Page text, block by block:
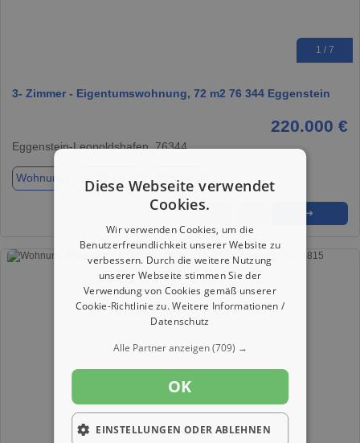
1 / 7
3- Zimmer - Eigentumswohnung, 72 m2 76 344 Eggenstein
220.000 €
Eggenstein-Leopoldshafen, 76344
Wohnung ca. 72,00 m² Zimmer 3
➜
Diese Webseite verwendet
Cookies.
Wir verwenden Cookies, um die
Benutzerfreundlichkeit unserer Website zu
verbessern. Durch die weitere Nutzung
unserer Webseite stimmen Sie der
Verwendung von Cookies gemäß unserer
Cookie-Richtlinie zu.Weitere Informationen /
Datenschutz
Alle Partner anzeigen(709) →
OK
EINSTELLUNGEN ODER ABLEHNEN